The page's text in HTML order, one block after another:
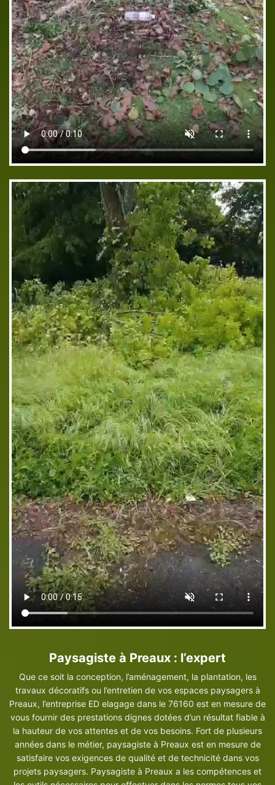
Paysagiste à Preaux : l’expert
Que ce soit la conception, l’aménagement, la plantation, les
travaux décoratifs ou l’entretien de vos espaces paysagers à
Preaux, l’entreprise ED elagage dans le 76160 est en mesure de
vous fournir des prestations dignes dotées d’un résultat fiable à
la hauteur de vos attentes et de vos besoins. Fort de plusieurs
années dans le métier, paysagiste à Preaux est en mesure de
satisfaire vos exigences de qualité et de technicité dans vos
projets paysagers. Paysagiste à Preaux a les compétences et